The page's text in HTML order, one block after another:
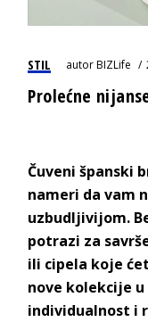
STIL autorBIZLife
Prolećne
Čuveni španski
nameri da vam
uzbudljivijom.
potrazi za
ili cipela koje
nove kolekcije
individualnost i